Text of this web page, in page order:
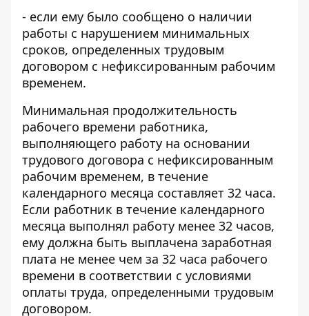
- если ему было сообщено о наличии
работы с нарушением минимальных
сроков, определенных трудовым
договором с нефиксированным рабочим
временем.
Минимальная продолжительность
рабочего времени работника,
выполняющего работу на основании
трудового договора с нефиксированным
рабочим временем, в течение
календарного месяца составляет 32 часа.
Если работник в течение календарного
месяца выполнял работу менее 32 часов,
ему должна быть выплачена заработная
плата не менее чем за 32 часа рабочего
времени в соответствии с условиями
оплаты труда, определенными трудовым
договором.